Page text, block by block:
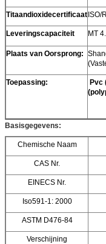
TitaandioxidecertificaatISO/
Leveringscapaciteit MT
Plaats van Oorsprong:
Toepassing:
Pvc
Basisgegevens:
Chemische Naam
CAS Nr.
EINECS Nr.
Iso591-1: 2000
ASTM D476-84
Verschijning